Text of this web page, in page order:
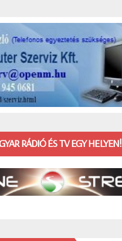
RÁDIÓ ÉS TV EGY HELYEN!